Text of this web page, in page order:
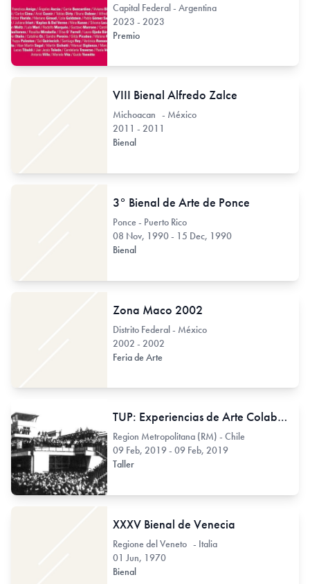
Capital Federal - Argentina
2023 - 2023
Premio
VIII Bienal Alfredo Zalce
Michoacan - México
2011 - 2011
Bienal
3° Bienal de Arte de Ponce
Ponce - Puerto Rico
08 Nov, 1990 - 15 Dec, 1990
Bienal
Zona Maco 2002
Distrito Federal - México
2002 - 2002
Feria de Arte
TUP: Experiencias de Arte Colaborativo para después de la pega
Region Metropolitana (RM) - Chile
09 Feb, 2019 - 09 Feb, 2019
Taller
XXXV Bienal de Venecia
Regione del Veneto - Italia
01 Jun, 1970
Bienal